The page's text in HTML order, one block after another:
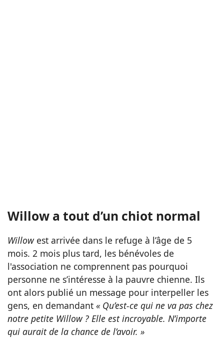
Willow a tout d’un chiot normal
Willowest arrivée dans le refuge à l’âge de 5
mois. 2 mois plus tard, les bénévoles de
l'association ne comprennent pas pourquoi
personne ne s’intéresse à la pauvre chienne. Ils
ont alors publié un message pour interpeller les
gens, en demandant « Qu’est-ce qui ne va pas chez
notre petite Willow ? Elle est incroyable. N’importe
qui aurait de la chance de l’avoir. »